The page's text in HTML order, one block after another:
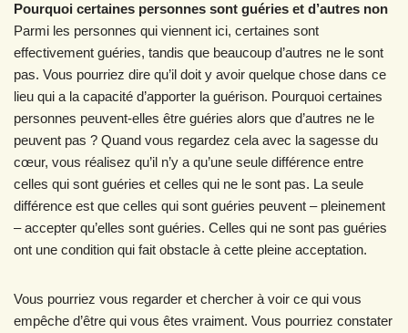
Pourquoi certaines personnes sont guéries et d’autres non
Parmi les personnes qui viennent ici, certaines sont
effectivement guéries, tandis que beaucoup d’autres ne le sont
pas. Vous pourriez dire qu’il doit y avoir quelque chose dans ce
lieu qui a la capacité d’apporter la guérison. Pourquoi certaines
personnes peuvent-elles être guéries alors que d’autres ne le
peuvent pas ? Quand vous regardez cela avec la sagesse du
cœur, vous réalisez qu’il n’y a qu’une seule différence entre
celles qui sont guéries et celles qui ne le sont pas. La seule
différence est que celles qui sont guéries peuvent – pleinement
– accepter qu’elles sont guéries. Celles qui ne sont pas guéries
ont une condition qui fait obstacle à cette pleine acceptation.
Vous pourriez vous regarder et chercher à voir ce qui vous
empêche d’être qui vous êtes vraiment. Vous pourriez constater